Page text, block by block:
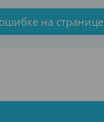
на странице